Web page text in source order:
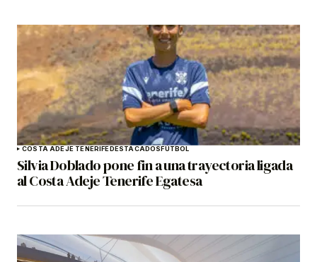
COSTA ADEJE TENERIFEDESTACADOSFÚTBOL
Silvia Doblado pone fin a una trayectoria ligada
al Costa Adeje Tenerife Egatesa